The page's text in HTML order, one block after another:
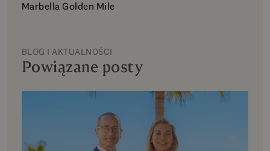
Marbella Golden Mile
BLOG I AKTUALNOŚCI
Powiązane posty